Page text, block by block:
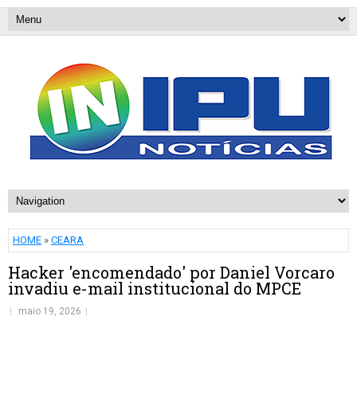
HOME » CEARA
Hacker 'encomendado' por Daniel Vorcaro
invadiu e-mail institucional do MPCE
maio 19, 2026